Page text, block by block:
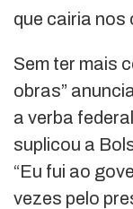
que cairia nos
Sem ter mais
obras”
a verba
suplicou a
“Eu fui ao
vezes pelo